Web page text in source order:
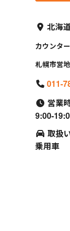
北海
カウンタ
札幌市営
011-
営業
9:00-
取扱
乗用車